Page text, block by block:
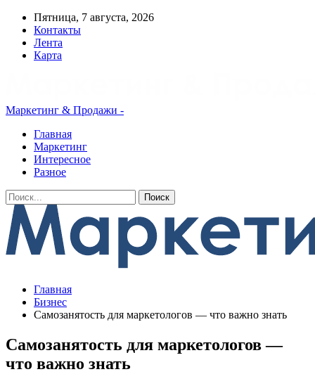
Пятница, 7 августа, 2026
Контакты
Лента
Карта
Маркетинг & Продажи -
Главная
Маркетинг
Интересное
Разное
Главная
Бизнес
Самозанятость для маркетологов — что важно знать
Самозанятость для маркетологов —
что важно знать